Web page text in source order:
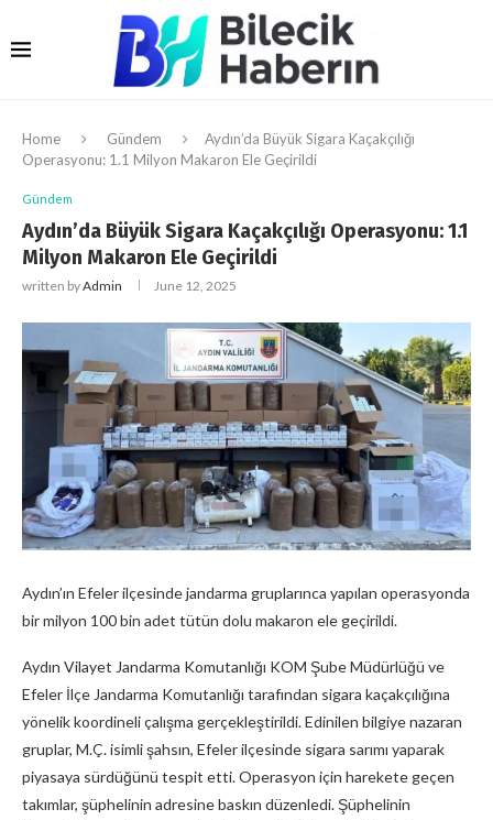
Home Gündem
Aydın’da Büyük Sigara Kaçakçılığı
Operasyonu: 1.1 Milyon Makaron Ele Geçirildi
Gündem
Aydın’da Büyük Sigara Kaçakçılığı Operasyonu: 1.1
Milyon Makaron Ele Geçirildi
written byAdmin June 12, 2025
Aydın’ın Efeler ilçesinde jandarma gruplarınca yapılan operasyonda
bir milyon 100 bin adet tütün dolu makaron ele geçirildi.
Aydın Vilayet Jandarma Komutanlığı KOM Şube Müdürlüğü ve
Efeler İlçe Jandarma Komutanlığı tarafından sigara kaçakçılığına
yönelik koordineli çalışma gerçekleştirildi. Edinilen bilgiye nazaran
gruplar, M.Ç. isimli şahsın, Efeler ilçesinde sigara sarımı yaparak
piyasaya sürdüğünü tespit etti. Operasyon için harekete geçen
takımlar, şüphelinin adresine baskın düzenledi. Şüphelinin